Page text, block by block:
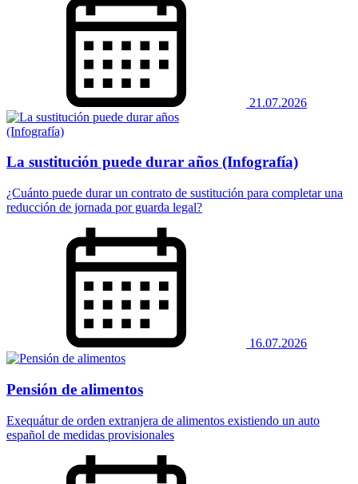
21.07.2026
La sustitución puede durar años (Infografía)
¿Cuánto puede durar un contrato de sustitución para completar una
reducción de jornada por guarda legal?
16.07.2026
Pensión de alimentos
Exequátur de orden extranjera de alimentos existiendo un auto
español de medidas provisionales